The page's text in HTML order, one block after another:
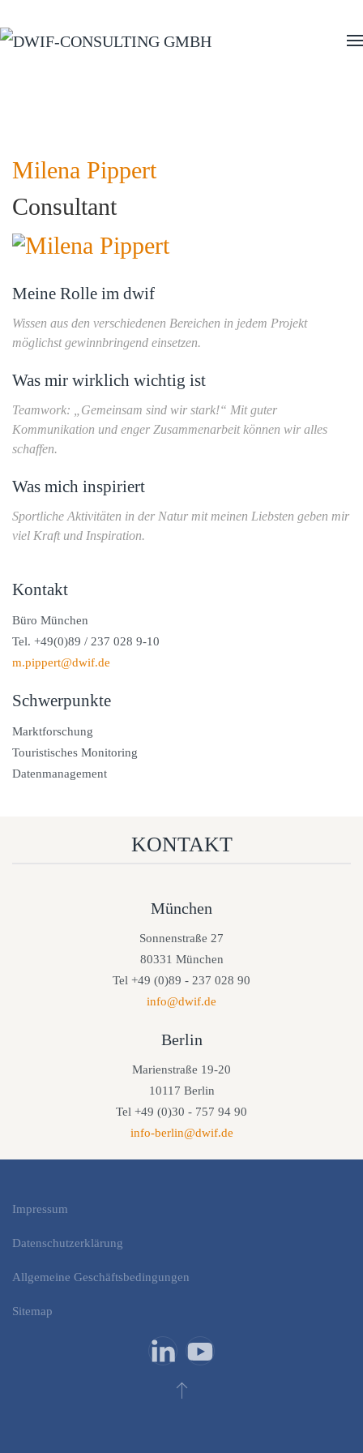
Zum Hauptinhalt springen
Milena Pippert
Consultant
Meine Rolle im dwif
Wissen aus den verschiedenen Bereichen in jedem Projekt
möglichst gewinnbringend einsetzen.
Was mir wirklich wichtig ist
Teamwork: „Gemeinsam sind wir stark!“ Mit guter
Kommunikation und enger Zusammenarbeit können wir alles
schaffen.
Was mich inspiriert
Sportliche Aktivitäten in der Natur mit meinen Liebsten geben mir
viel Kraft und Inspiration.
Kontakt
Büro München
Tel. +49(0)89 / 237 028 9-10
m.pippert@dwif.de
Schwerpunkte
Marktforschung
Touristisches Monitoring
Datenmanagement
KONTAKT
München
Sonnenstraße 27
80331 München
Tel +49 (0)89 - 237 028 90
info@dwif.de
Berlin
Marienstraße 19-20
10117 Berlin
Tel +49 (0)30 - 757 94 90
info-berlin@dwif.de
Impressum
Datenschutzerklärung
Allgemeine Geschäftsbedingungen
Sitemap